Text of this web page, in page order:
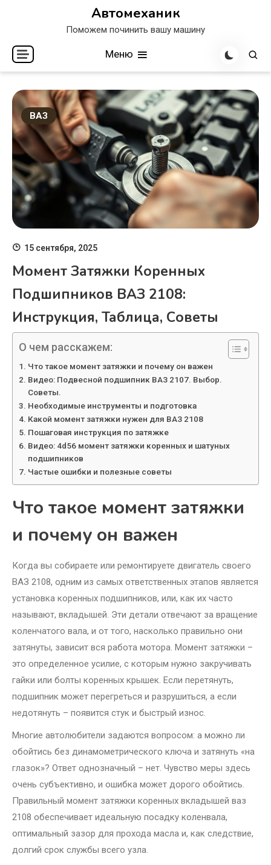
Автомеханик
Поможем починить вашу машину
Меню
ВАЗ
15 сентября, 2025
Момент Затяжки Коренных
Подшипников ВАЗ 2108:
Инструкция, Таблица, Советы
О чем расскажем:
Что такое момент затяжки и почему он важен
Видео: Подвесной подшипник ВАЗ 2107. Выбор.
Советы.
Необходимые инструменты и подготовка
Какой момент затяжки нужен для ВАЗ 2108
Пошаговая инструкция по затяжке
Видео: 4d56 момент затяжки коренных и шатуных
подшипников
Частые ошибки и полезные советы
Что такое момент затяжки
и почему он важен
Когда вы собираете или ремонтируете двигатель своего
ВАЗ 2108, одним из самых ответственных этапов является
установка коренных подшипников, или, как их часто
называют, вкладышей. Эти детали отвечают за вращение
коленчатого вала, и от того, насколько правильно они
затянуты, зависит вся работа мотора. Момент затяжки –
это определенное усилие, с которым нужно закручивать
гайки или болты коренных крышек. Если перетянуть,
подшипник может перегреться и разрушиться, а если
недотянуть – появится стук и быстрый износ.
Многие автолюбители задаются вопросом: а можно ли
обойтись без динамометрического ключа и затянуть «на
глазок»? Ответ однозначный – нет. Чувство меры здесь
очень субъективно, и ошибка может дорого обойтись.
Правильный момент затяжки коренных вкладышей ваз
2108 обеспечивает идеальную посадку коленвала,
оптимальный зазор для прохода масла и, как следствие,
долгий срок службы всего узла.